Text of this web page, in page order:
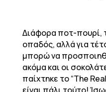
Διάφορα ποτ-πουρί,
οπαδός, αλλά για
μπορώ να
ακόμα και οι
παίχτηκε το “The